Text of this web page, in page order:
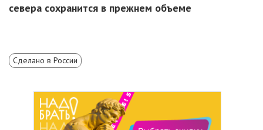
севера сохранится в прежнем объеме
Сделано в России